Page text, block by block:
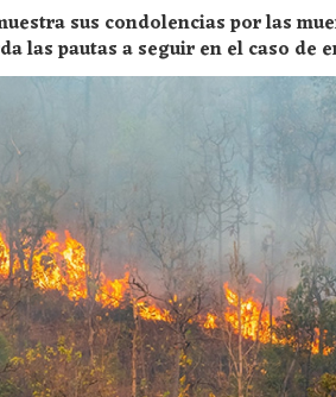
sus condolencias por las
las pautas a seguir en el caso de